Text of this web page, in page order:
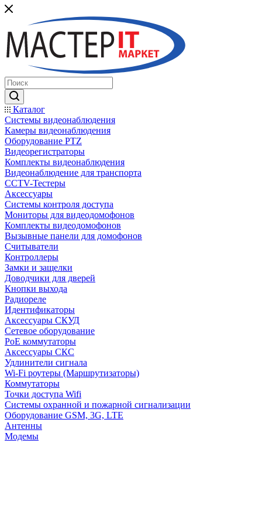
Каталог
Системы видеонаблюдения
Камеры видеонаблюдения
Оборудование PTZ
Видеорегистраторы
Комплекты видеонаблюдения
Видеонаблюдение для транспорта
CCTV-Тестеры
Аксессуары
Системы контроля доступа
Мониторы для видеодомофонов
Комплекты видеодомофонов
Вызывные панели для домофонов
Считыватели
Контроллеры
Замки и защелки
Доводчики для дверей
Кнопки выхода
Радиореле
Идентификаторы
Аксессуары СКУД
Сетевое оборудование
PoE коммутаторы
Аксессуары СКС
Удлинители сигнала
Wi-Fi роутеры (Маршрутизаторы)
Коммутаторы
Точки доступа Wifi
Системы охранной и пожарной сигнализации
Оборудование GSM, 3G, LTE
Антенны
Модемы